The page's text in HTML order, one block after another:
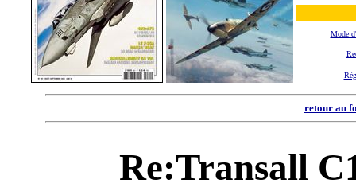
Mode
retour au
Re:Transall